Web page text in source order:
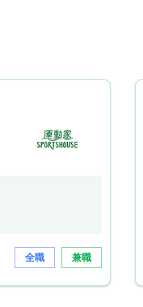
全職 兼職